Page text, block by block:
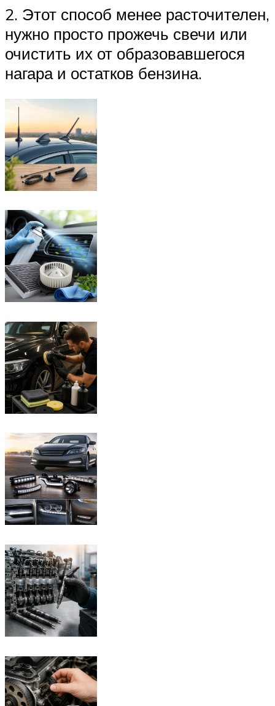
2. Этот способ менее расточителен,
нужно просто прожечь свечи или
очистить их от образовавшегося
нагара и остатков бензина.